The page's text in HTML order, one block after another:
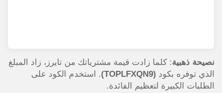
نصيحة ذهبية: كلما زادت قيمة مشترياتك من تايرز، زاد المبلغ
الذي توفره بكود (TOPLFXQN9)
. استخدم الكود على
الطلبات الكبيرة لتعظيم الفائدة.